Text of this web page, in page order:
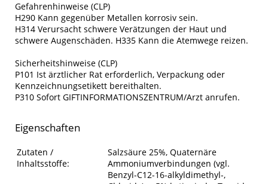
Gefahrenhinweise (CLP)
H290 Kann gegenüber Metallen korrosiv sein.
H314 Verursacht schwere Verätzungen der Haut und
schwere Augenschäden. H335 Kann die Atemwege reizen.
Sicherheitshinweise (CLP)
P101 Ist ärztlicher Rat erforderlich, Verpackung oder
Kennzeichnungsetikett bereithalten.
P310 Sofort GIFTINFORMATIONSZENTRUM/Arzt anrufen.
Eigenschaften
Eigenschaften des Produkts
Eigenschaft
Zutaten /
Inhaltsstoffe:
Salzsäure 25%, Quaternäre
Ammoniumverbindungen (vgl.
Benzyl-C12-16-alkyldimethyl-,